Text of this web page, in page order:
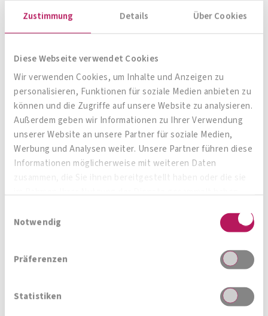
Zustimmung Details Über Cookies
Diese Webseite verwendet Cookies
Wir verwenden Cookies, um Inhalte und Anzeigen zu
personalisieren, Funktionen für soziale Medien anbieten zu
können und die Zugriffe auf unsere Website zu analysieren.
Außerdem geben wir Informationen zu Ihrer Verwendung
unserer Website an unsere Partner für soziale Medien,
Werbung und Analysen weiter. Unsere Partner führen diese
Informationen möglicherweise mit weiteren Daten
im Rahmen Ihrer Nutzung der Dienste gesammelt haben.
Notwendig
Präferenzen
Statistiken
Urlaubslust statt
Reisefrust